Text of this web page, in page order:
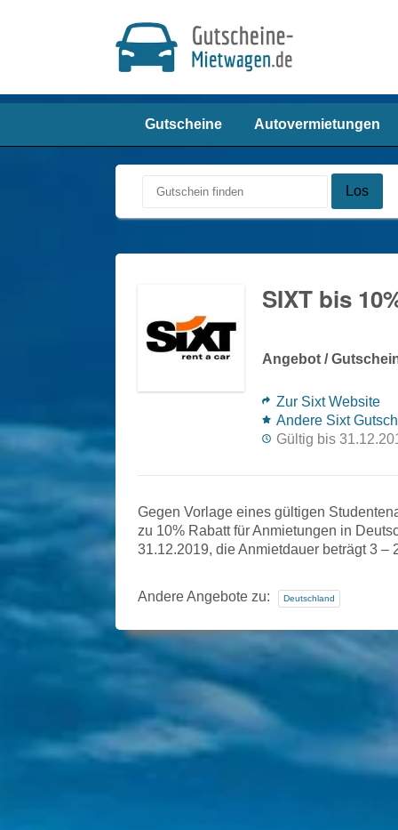
Gutscheine Autovermietungen
Los
SIXT bis
Angebot /
Zur Sixt Website
Andere Sixt
Gültig bis
Gegen Vorlage eines gültigen
zu 10% Rabatt für Anmietungen in
31.12.2019, die Anmietdauer beträgt 3 –
Andere Angebote zu: Deutschland